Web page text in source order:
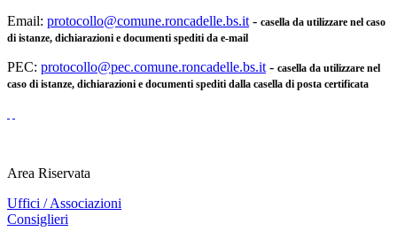
Email: protocollo@comune.roncadelle.bs.it - casella da utilizzare nel caso
di istanze, dichiarazioni e documenti spediti da e-mail
PEC: protocollo@pec.comune.roncadelle.bs.it - casella da utilizzare nel
caso di istanze, dichiarazioni e documenti spediti dalla casella di posta certificata
Area Riservata
Uffici / Associazioni
Consiglieri